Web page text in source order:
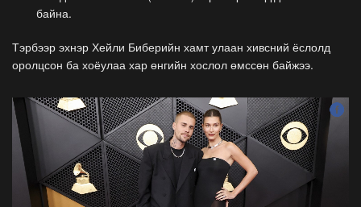
байна.
Тэрбээр эхнэр Хейли Биберийн хамт улаан хивсний ёслолд
оролцсон ба хоёулаа хар өнгийн хослол өмссөн байжээ.